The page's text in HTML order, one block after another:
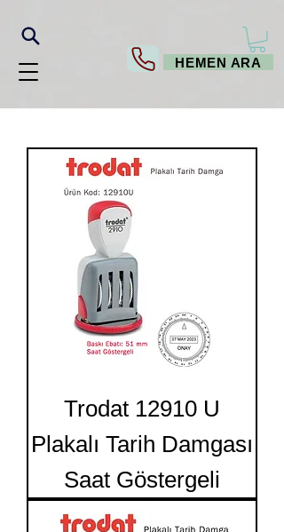
HEMEN ARA
Trodat 12910 U
Plakalı Tarih Damgası
Saat Göstergeli